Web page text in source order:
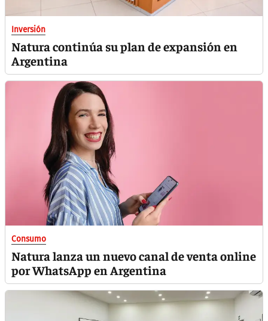
Inversión
Natura continúa su plan de expansión en
Argentina
Consumo
Natura lanza un nuevo canal de venta online
por WhatsApp en Argentina